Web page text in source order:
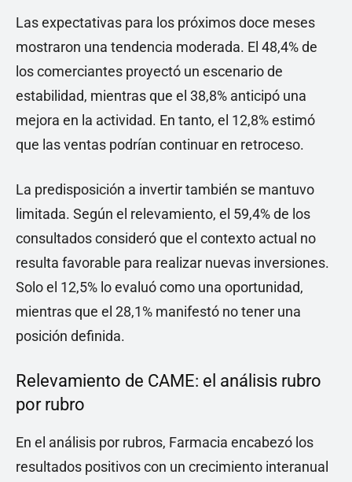
Las expectativas para los próximos doce meses
mostraron una tendencia moderada. El 48,4% de
los comerciantes proyectó un escenario de
estabilidad, mientras que el 38,8% anticipó una
mejora en la actividad. En tanto, el 12,8% estimó
que las ventas podrían continuar en retroceso.
La predisposición a invertir también se mantuvo
limitada. Según el relevamiento, el 59,4% de los
consultados consideró que el contexto actual no
resulta favorable para realizar nuevas inversiones.
Solo el 12,5% lo evaluó como una oportunidad,
mientras que el 28,1% manifestó no tener una
posición definida.
Relevamiento de CAME: el análisis rubro
por rubro
En el análisis por rubros, Farmacia encabezó los
resultados positivos con un crecimiento interanual